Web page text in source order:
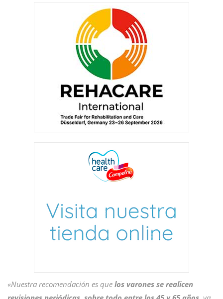
«Nuestra recomendación es que los varones se realicen